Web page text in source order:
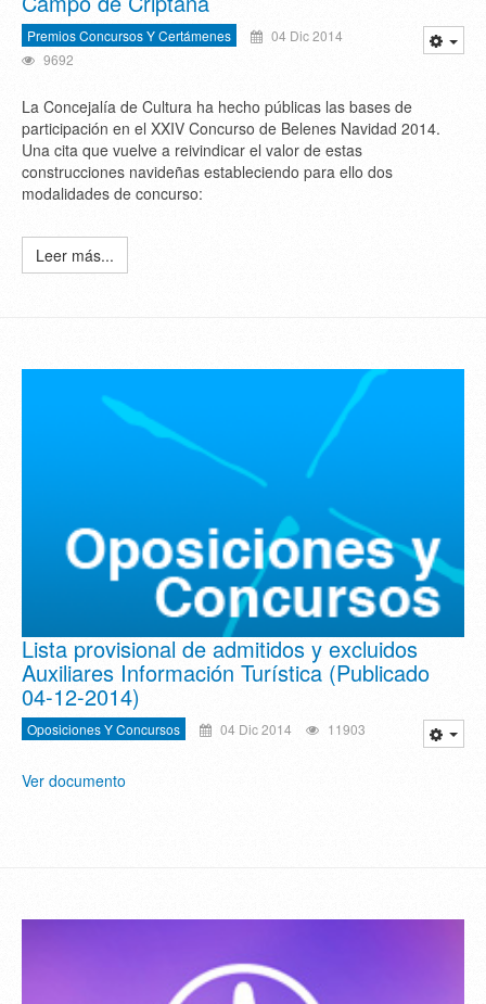
Premios Concursos Y Certámenes
04 Dic 2014
9692
La Concejalía de Cultura ha hecho públicas las bases de
participación en el XXIV Concurso de Belenes Navidad 2014.
Una cita que vuelve a reivindicar el valor de estas
construcciones navideñas estableciendo para ello dos
modalidades de concurso:
Leer más...
Lista provisional de admitidos y excluidos
Auxiliares Información Turística (Publicado
04-12-2014)
Oposiciones Y Concursos 04 Dic 2014 11903
Ver documento